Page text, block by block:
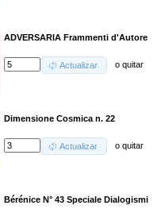
ADVERSARIA Frammenti d'Autore
Actualizar oquitar
Dimensione Cosmica n. 22
Actualizar oquitar
Bérénice N° 43 Speciale Dialogismi